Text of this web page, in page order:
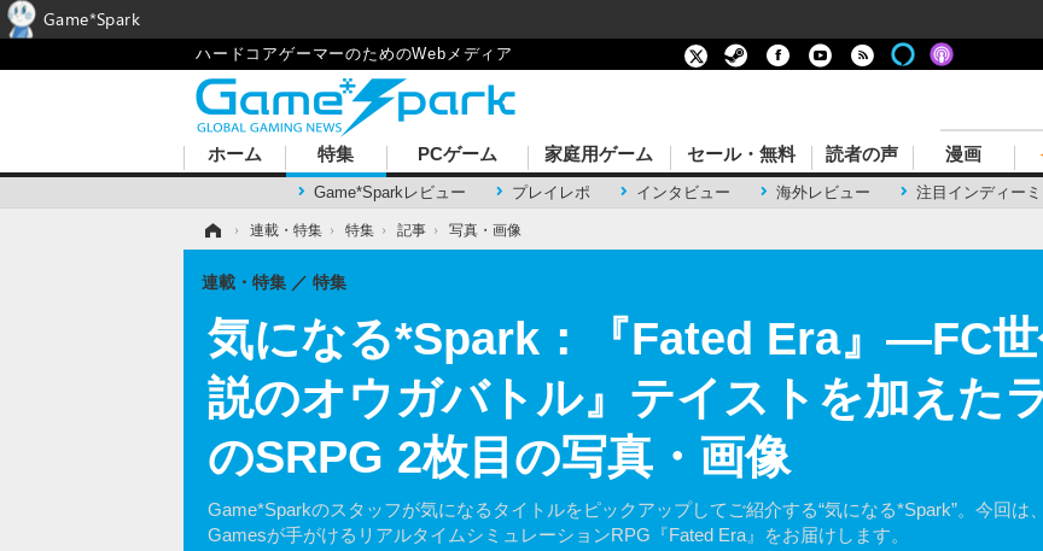
ハードコアゲーマーのためのWebメディア
ホーム 特集
Game*Sparkレビュー プレイレポ インタビュー 海外レビュー 注目インディー
PCゲーム 家庭用ゲーム セール・無料 読者の声 漫画
› 連載・特集 › 特集 › 記事 › 写真・画像
気になる*Spark：『Fated Era』―FC
説のオウガバトル』テイストを加えた
のSRPG 2枚目の写真・画像
Game*Sparkのスタッフが気になるタイトルをピックアップしてご紹介する“気になる*Spark”。今回は
Gamesが手がけるリアルタイムシミュレーションRPG『Fated Era』をお届けします。
連載・特集 特集
Game*Spark